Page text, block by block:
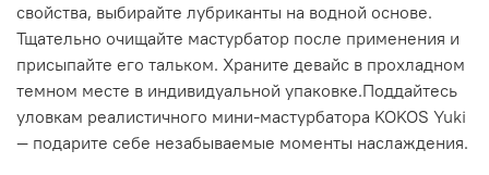
свойства, выбирайте лубриканты на водной основе.
Тщательно очищайте мастурбатор после применения и
присыпайте его тальком. Храните девайс в прохладном
темном месте в индивидуальной упаковке.Поддайтесь
уловкам реалистичного мини-мастурбатора KOKOS Yuki
— подарите себе незабываемые моменты наслаждения.